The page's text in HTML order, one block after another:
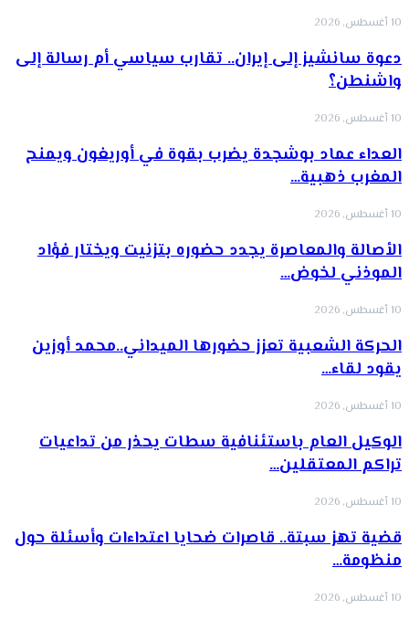
10 أغسطس, 2026
دعوة سانشيز إلى إيران.. تقارب سياسي أم رسالة إلى
واشنطن؟
10 أغسطس, 2026
العداء عماد بوشجدة يضرب بقوة في أوريغون ويمنح
المغرب ذهبية…
10 أغسطس, 2026
الأصالة والمعاصرة يجدد حضوره بتزنيت ويختار فؤاد
الموذني لخوض…
10 أغسطس, 2026
الحركة الشعبية تعزز حضورها الميداني..محمد أوزين
يقود لقاء…
10 أغسطس, 2026
الوكيل العام باستئنافية سطات يحذر من تداعيات
تراكم المعتقلين…
10 أغسطس, 2026
قضية تهز سبتة.. قاصرات ضحايا اعتداءات وأسئلة حول
منظومة…
10 أغسطس, 2026